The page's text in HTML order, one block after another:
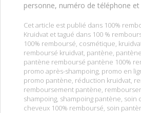
personne, numéro de téléphone et
Cet article est publié dans 100%
Kruidvat et tagué dans 100 %
100% remboursé, cosmétique,
remboursé kruidvat, pantène,
pantène remboursé pantène 100%
promo après-shampoing, promo en
promo pantène, réduction kruidvat,
remboursement pantène,
shampoing, shampoing pantène, soin
cheveux 100% remboursé, soin